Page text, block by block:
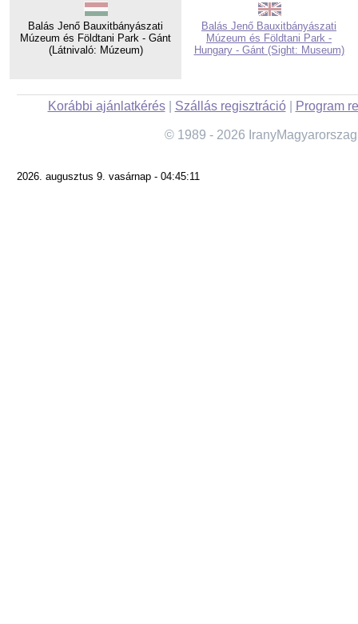
Balás Jenő Bauxitbányászati
Múzeum és Földtani Park - Gánt
(Látnivaló: Múzeum)
Balás Jenő Bauxitbányászati
Múzeum és Földtani Park -
Hungary - Gánt (Sight: Museum)
Korábbi ajánlatkérés| Szállás regisztráció| Program
© 1989 - 2026
2026. augusztus 9. vasárnap - 04:45:11